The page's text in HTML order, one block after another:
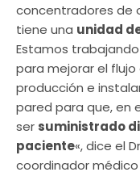
concentradores de
tiene una unidad
Estamos
para mejorar el
producción e
pared para que, en
ser suministrado
paciente«, dice el
coordinador médico